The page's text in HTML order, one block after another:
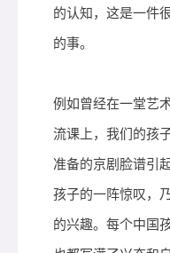
的认知，这是一件
的事。
例如曾经在一堂艺
流课上，我们的孩
准备的京剧脸谱引
孩子的一阵惊叹，
的兴趣。每个中国